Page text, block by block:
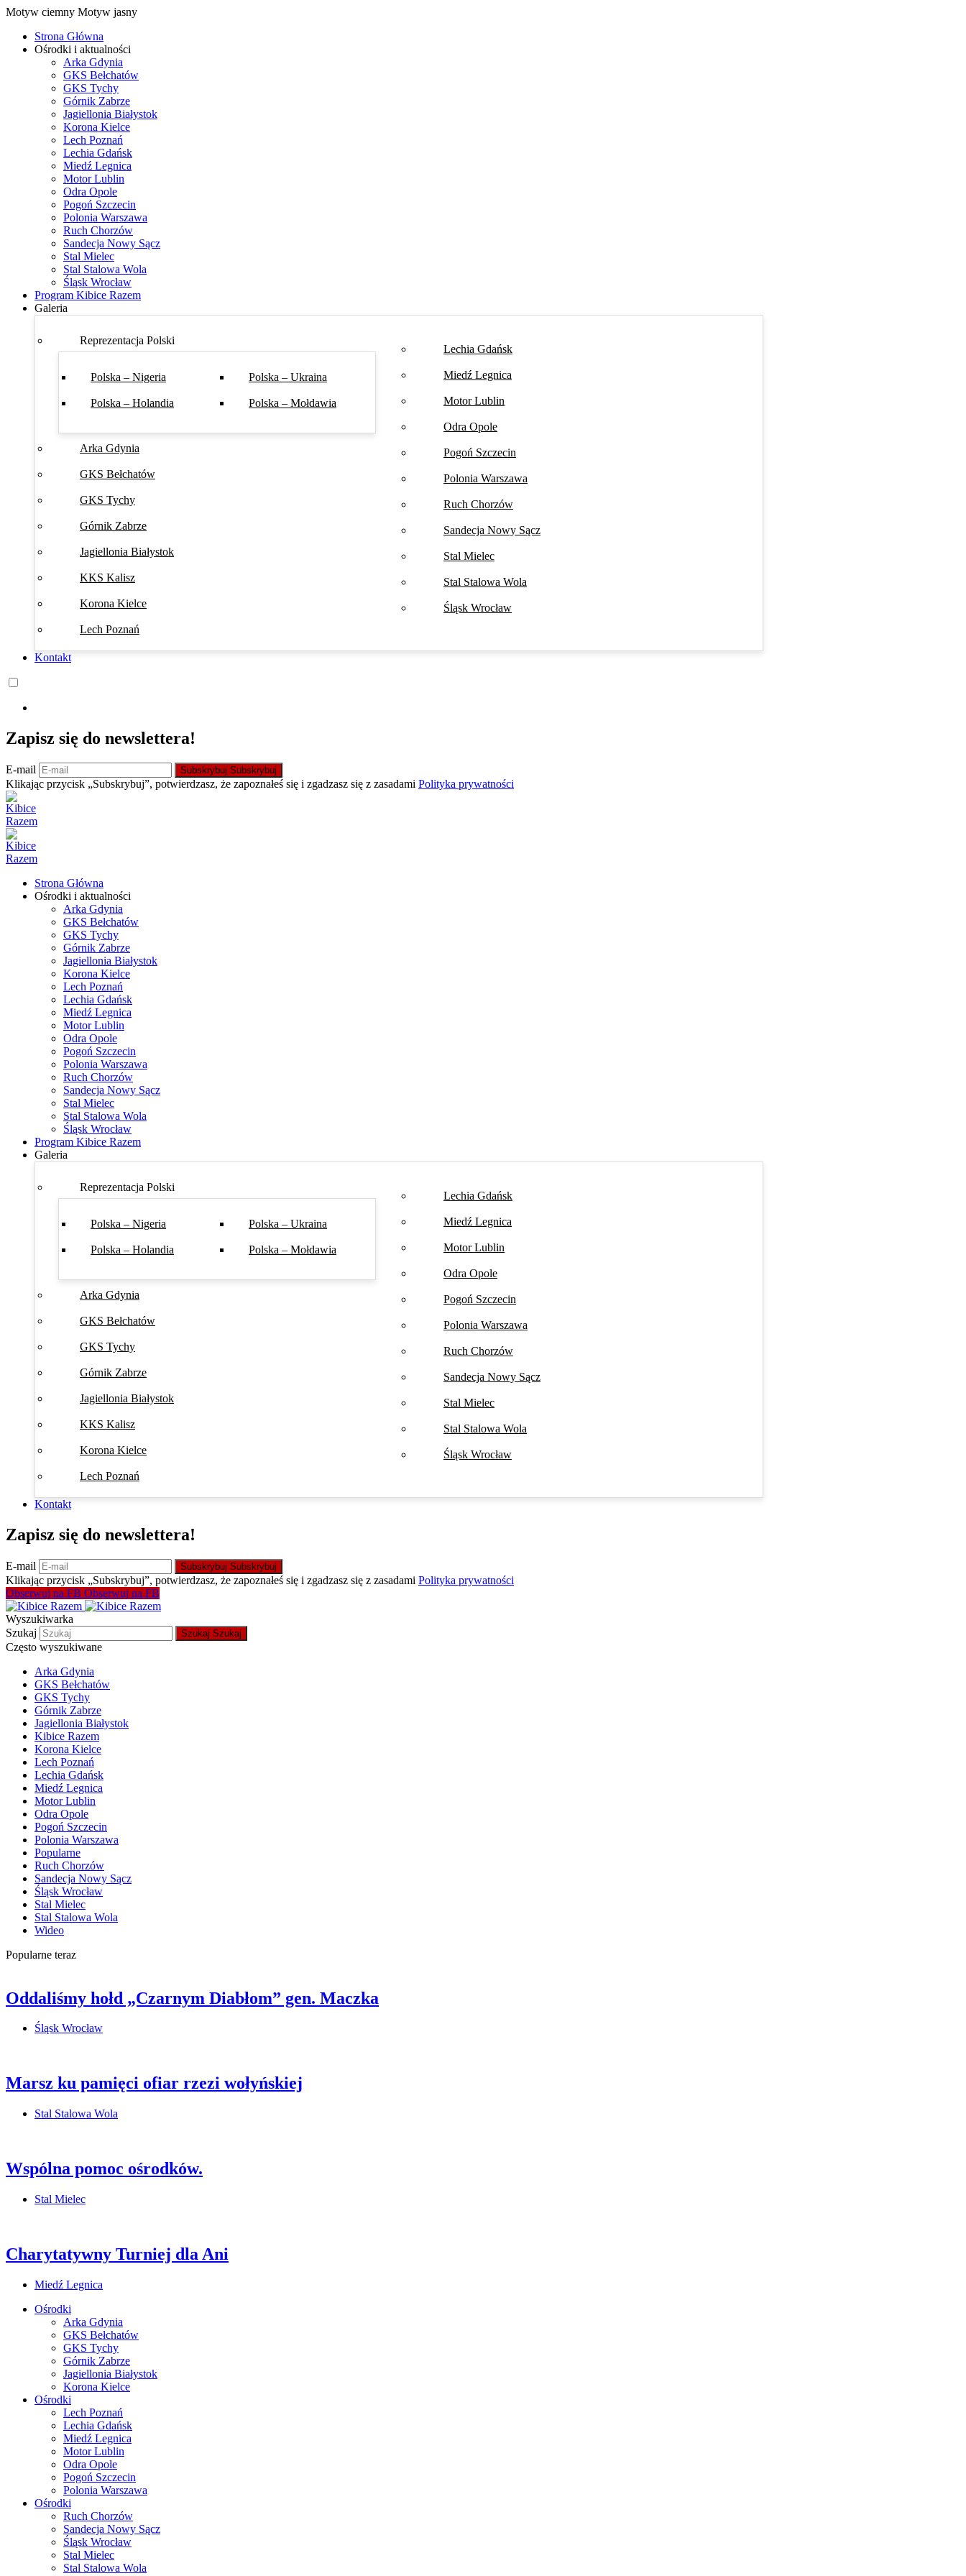
Motyw ciemny Motyw jasny
Strona Główna
Ośrodki i aktualności
Arka Gdynia
GKS Bełchatów
GKS Tychy
Górnik Zabrze
Jagiellonia Białystok
Korona Kielce
Lech Poznań
Lechia Gdańsk
Miedź Legnica
Motor Lublin
Odra Opole
Pogoń Szczecin
Polonia Warszawa
Ruch Chorzów
Sandecja Nowy Sącz
Stal Mielec
Stal Stalowa Wola
Śląsk Wrocław
Program Kibice Razem
Galeria
Reprezentacja Polski
Polska – Nigeria
Polska – Holandia
Polska – Ukraina
Polska – Mołdawia
Arka Gdynia
GKS Bełchatów
GKS Tychy
Górnik Zabrze
Jagiellonia Białystok
KKS Kalisz
Korona Kielce
Lech Poznań
Lechia Gdańsk
Miedź Legnica
Motor Lublin
Odra Opole
Pogoń Szczecin
Polonia Warszawa
Ruch Chorzów
Sandecja Nowy Sącz
Stal Mielec
Stal Stalowa Wola
Śląsk Wrocław
Kontakt
Zapisz się do newslettera!
E-mail Subskrybuj Subskrybuj
Klikając przycisk „Subskrybuj”, potwierdzasz, że zapoznałeś się i zgadzasz się z zasadami Polityka prywatności
Strona Główna
Ośrodki i aktualności
Arka Gdynia
GKS Bełchatów
GKS Tychy
Górnik Zabrze
Jagiellonia Białystok
Korona Kielce
Lech Poznań
Lechia Gdańsk
Miedź Legnica
Motor Lublin
Odra Opole
Pogoń Szczecin
Polonia Warszawa
Ruch Chorzów
Sandecja Nowy Sącz
Stal Mielec
Stal Stalowa Wola
Śląsk Wrocław
Program Kibice Razem
Galeria
Reprezentacja Polski
Polska – Nigeria
Polska – Holandia
Polska – Ukraina
Polska – Mołdawia
Arka Gdynia
GKS Bełchatów
GKS Tychy
Górnik Zabrze
Jagiellonia Białystok
KKS Kalisz
Korona Kielce
Lech Poznań
Lechia Gdańsk
Miedź Legnica
Motor Lublin
Odra Opole
Pogoń Szczecin
Polonia Warszawa
Ruch Chorzów
Sandecja Nowy Sącz
Stal Mielec
Stal Stalowa Wola
Śląsk Wrocław
Kontakt
Zapisz się do newslettera!
E-mail Subskrybuj Subskrybuj
Klikając przycisk „Subskrybuj”, potwierdzasz, że zapoznałeś się i zgadzasz się z zasadami Polityka prywatności
Obserwuj na FB Obserwuj na FB
Wyszukiwarka
Szukaj
Szukaj Szukaj
Często wyszukiwane
Arka Gdynia
GKS Bełchatów
GKS Tychy
Górnik Zabrze
Jagiellonia Białystok
Kibice Razem
Korona Kielce
Lech Poznań
Lechia Gdańsk
Miedź Legnica
Motor Lublin
Odra Opole
Pogoń Szczecin
Polonia Warszawa
Popularne
Ruch Chorzów
Sandecja Nowy Sącz
Śląsk Wrocław
Stal Mielec
Stal Stalowa Wola
Wideo
Popularne teraz
Oddaliśmy hołd „Czarnym Diabłom” gen. Maczka
Śląsk Wrocław
Marsz ku pamięci ofiar rzezi wołyńskiej
Stal Stalowa Wola
Wspólna pomoc ośrodków.
Stal Mielec
Charytatywny Turniej dla Ani
Miedź Legnica
Ośrodki
Arka Gdynia
GKS Bełchatów
GKS Tychy
Górnik Zabrze
Jagiellonia Białystok
Korona Kielce
Ośrodki
Lech Poznań
Lechia Gdańsk
Miedź Legnica
Motor Lublin
Odra Opole
Pogoń Szczecin
Polonia Warszawa
Ośrodki
Ruch Chorzów
Sandecja Nowy Sącz
Śląsk Wrocław
Stal Mielec
Stal Stalowa Wola